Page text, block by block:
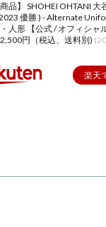
商品】 SHOHEI OHTANI 大
優勝 ) - Alternate
人形 【公式 / オフィシャ
円（税込、送料別)
楽天